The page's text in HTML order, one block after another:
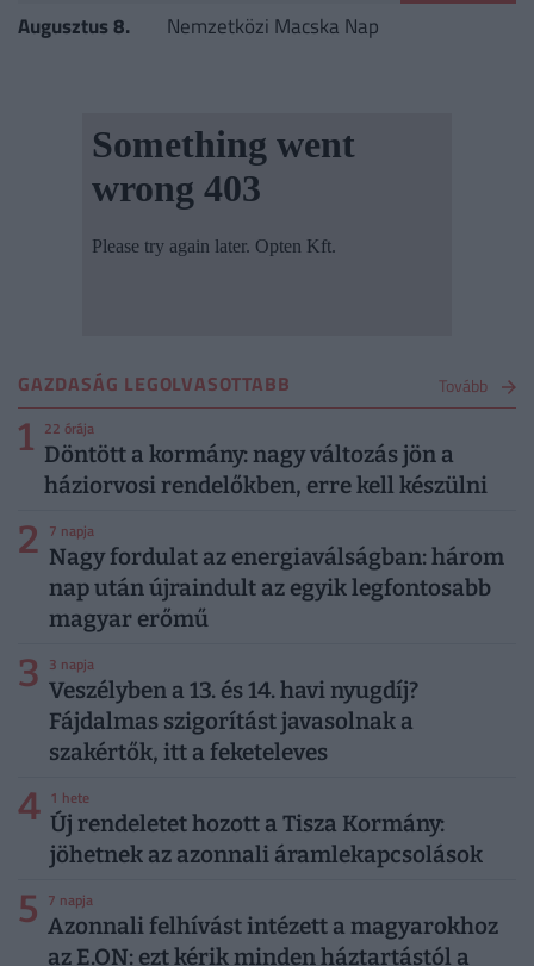
Augusztus 8. Nemzetközi Macska Nap
GAZDASÁG LEGOLVASOTTABB Tovább
1 22 órája
Döntött a kormány: nagy változás jön a
háziorvosi rendelőkben, erre kell készülni
2 7 napja
Nagy fordulat az energiaválságban: három
nap után újraindult az egyik legfontosabb
magyar erőmű
3 3 napja
Veszélyben a 13. és 14. havi nyugdíj?
Fájdalmas szigorítást javasolnak a
szakértők, itt a feketeleves
4 1 hete
Új rendeletet hozott a Tisza Kormány:
jöhetnek az azonnali áramlekapcsolások
5 7 napja
Azonnali felhívást intézett a magyarokhoz
az E.ON: ezt kérik minden háztartástól a